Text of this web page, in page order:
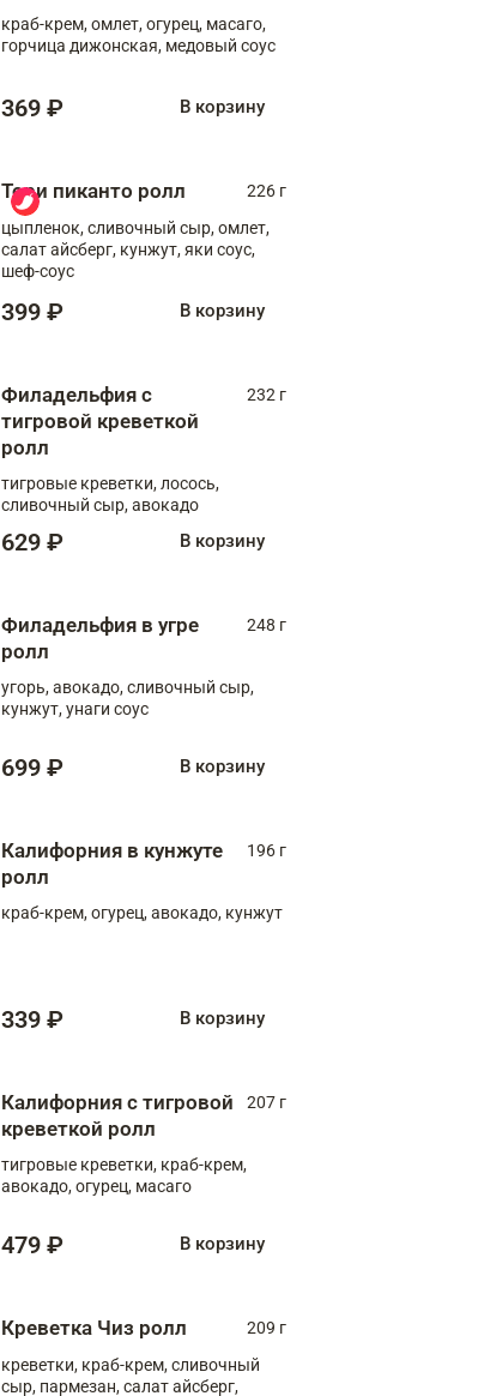
краб-крем, омлет, огурец, масаго,
горчица дижонская, медовый соус
369 ₽ В корзину
Тори пиканто ролл
226 г
цыпленок, сливочный сыр, омлет,
салат айсберг, кунжут, яки соус,
шеф-соус
399 ₽ В корзину
Филадельфия с
тигровой креветкой
ролл
232 г
тигровые креветки, лосось,
сливочный сыр, авокадо
629 ₽ В корзину
Филадельфия в угре
ролл
248 г
угорь, авокадо, сливочный сыр,
кунжут, унаги соус
699 ₽ В корзину
Калифорния в кунжуте
ролл
196 г
краб-крем, огурец, авокадо, кунжут
339 ₽ В корзину
Калифорния с тигровой
креветкой ролл
207 г
тигровые креветки, краб-крем,
авокадо, огурец, масаго
479 ₽ В корзину
Креветка Чиз ролл
209 г
креветки, краб-крем, сливочный
сыр, пармезан, салат айсберг,